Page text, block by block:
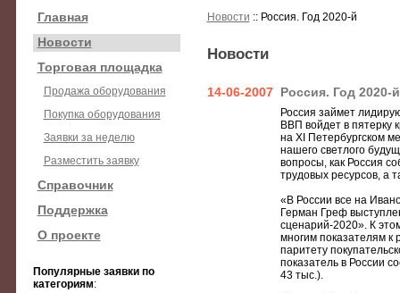
Главная
Новости
Торговая площадка
Продажа оборудования
Покупка оборудования
Заявки за неделю
Разместить заявку
Справочник
Поддержка
О проекте
Популярные заявки по
категориям:
Новости :: Россия. Год 2020-й
Новости
14-06-2007 Россия. Год 2020-й
Россия займет
ВВП войдет в пятерку
на XI Петербургском
нашего светлого
вопросы, как Россия
трудовых ресурсов, а
«В России все на
Герман Греф
сценарий-2020». К
многим показателям
паритету
показатель в России
43 тыс.).